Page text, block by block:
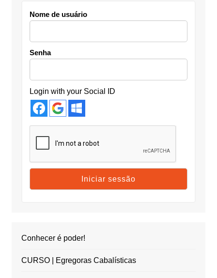
Nome de usuário
Senha
Login with your Social ID
Conhecer é poder!
CURSO | Egregoras Cabalísticas